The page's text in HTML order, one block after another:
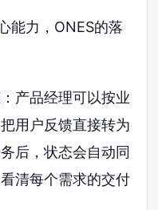
能力，ONES的落
产品经理可以按业
用户反馈直接转为
后，状态会自动同
清每个需求的交付